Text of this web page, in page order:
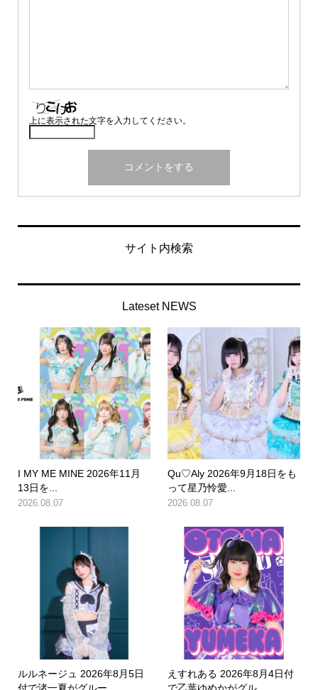
上に表示された文字を入力してください。
サイト内検索
Lateset NEWS
I MY ME MINE 2026年11月
13日を...
2026.08.07
Qu♡Aly 2026年9月18日をも
って星乃怜愛...
2026.08.07
ルルネージュ 2026年8月5日
えすれある 2026年8月4日付